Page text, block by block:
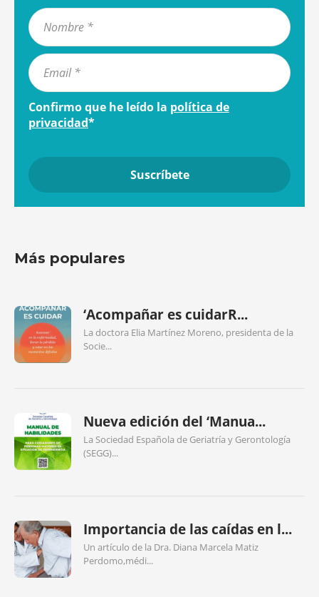
Confirmo que he leído la política de
privacidad*
Más populares
‘Acompañar es cuidarR...
La doctora Elia Martínez Moreno, presidenta de la
Socie...
Nueva edición del ‘Manua...
La Sociedad Española de Geriatría y Gerontología
(SEGG)...
Importancia de las caídas en l...
Un artículo de la Dra. Diana Marcela Matiz
Perdomo,médi...